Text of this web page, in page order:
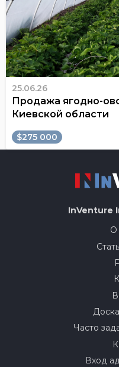
25.06.26
Продажа ягодно-
Киевской области
$275 000
InVenture
О
Часто
Вход